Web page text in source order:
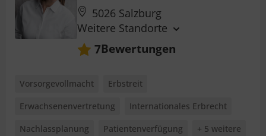
5026 Salzburg
Weitere Standorte
7Bewertungen
Vorsorgevollmacht
Erbstreit
Erwachsenenvertretung
Internationales Erbrecht
Nachlassplanung
Patientenverfügung + 5 weitere